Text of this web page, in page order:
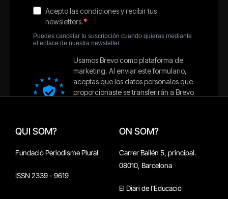
QUI SOM?
Fundació Periodisme Plural
ISSN 2339 - 9619
ON SOM?
Carrer Bailén 5, principal.
08010, Barcelona
El Diari de l'Educació